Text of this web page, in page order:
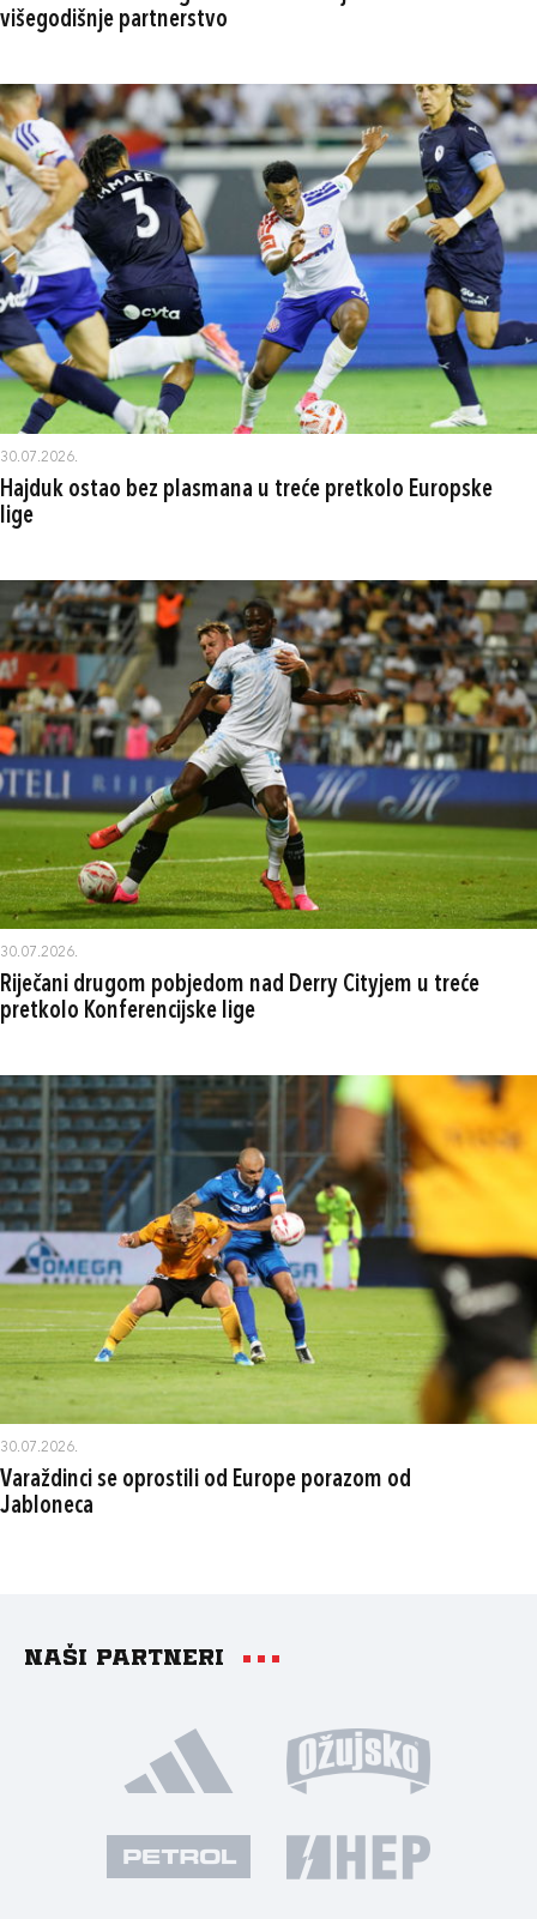
višegodišnje partnerstvo
30.07.2026.
Hajduk ostao bez plasmana u treće pretkolo Europske
lige
30.07.2026.
Riječani drugom pobjedom nad Derry Cityjem u treće
pretkolo Konferencijske lige
30.07.2026.
Varaždinci se oprostili od Europe porazom od
Jabloneca
Naši partneri